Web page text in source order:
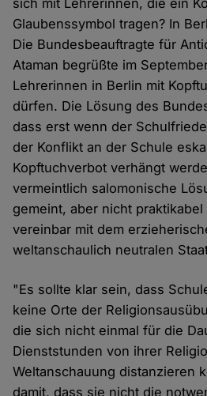
sich mit Lehrerinnen, die ein
Glaubenssymbol tragen? In
Die Bundesbeauftragte für
Ataman begrüßte im
Lehrerinnen in Berlin mit
dürfen. Die Lösung des
dass erst wenn der
der Konflikt an der Schule
Kopftuchverbot verhängt
vermeintlich salomonische
gemeint, aber nicht
vereinbar mit dem
weltanschaulich neutralen
"Es sollte klar sein, dass
keine Orte der
die sich nicht einmal für die
Dienststunden von ihrer
Weltanschauung distanzieren
damit, dass sie nicht die